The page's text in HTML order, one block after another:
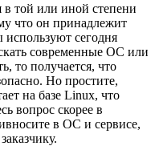
в той или иной степени
что он принадлежит
сегодня
современные ОС или
то получается, что
Но простите,
на базе Linux, что
вопрос скорее в
в ОС и сервисе,